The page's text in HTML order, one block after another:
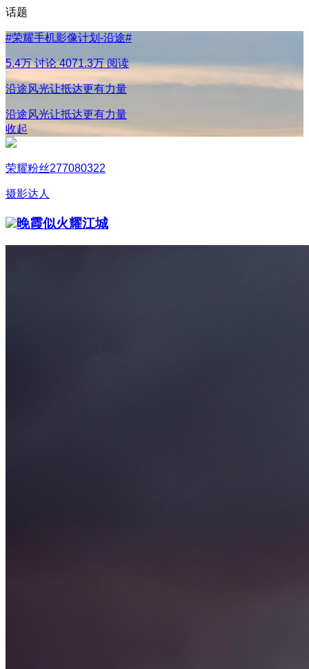
话题
#荣耀手机影像计划-沿途#
5.4万 讨论4071.3万 阅读
沿途风光让抵达更有力量
沿途风光让抵达更有力量
收起
荣耀粉丝277080322
摄影达人
晚霞似火耀江城